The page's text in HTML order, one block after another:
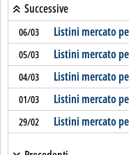
Successive
06/03 Listini mercato
05/03 Listini mercato
04/03 Listini mercato
01/03 Listini mercato
29/02 Listini mercato